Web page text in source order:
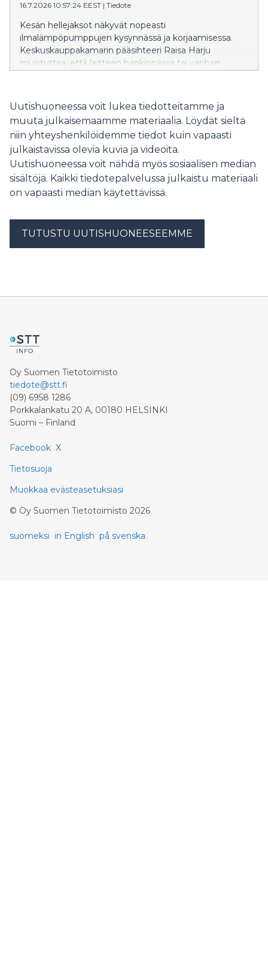
Keskuskauppakamarin naisjohtajakatsauksesta.
16.7.2026 10:57:24 EEST | Tiedote
Kesän hellejaksot näkyvät nopeasti
ilmalämpöpumppujen kysynnässä ja korjaamisessa.
Keskuskauppakamarin pääsihteeri Raisa Harju
muistuttaa, että laitteen hankinnassa tai vanhan
ratkaisut voivat lisätä virheiden riskiä, jolloin asentajan
osaaminen ja kokemus korostuvat.
Uutishuoneessa voit lukea tiedotteitamme ja
muuta julkaisemaamme materiaalia. Löydät sieltä
niin yhteyshenkilöidemme tiedot kuin vapaasti
julkaistavissa olevia kuvia ja videoita.
Uutishuoneessa voit nähdä myös sosiaalisen median
sisältöjä. Kaikki tiedotepalvelussa julkaistu materiaali
on vapaasti median käytettävissä.
TUTUSTU UUTISHUONEESEEMME
Oy Suomen Tietotoimisto
tiedote@stt.fi
(09) 6958 1286
Porkkalankatu 20 A, 00180 HELSINKI
Suomi – Finland
Facebook X
Tietosuoja
Muokkaa evästeasetuksiasi
© Oy Suomen Tietotoimisto 2026
suomeksi in English på svenska